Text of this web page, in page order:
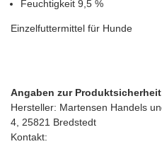
Feuchtigkeit 9,5 %
Einzelfuttermittel für Hunde
Angaben zur
Hersteller: Martensen Handels
4, 25821 Bredstedt
Kontakt: